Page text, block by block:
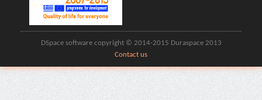
DSpace software copyright © 2014-2015 Duraspace 2013
Contact us